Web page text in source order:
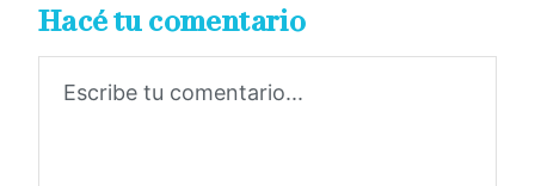
Hacé tu comentario